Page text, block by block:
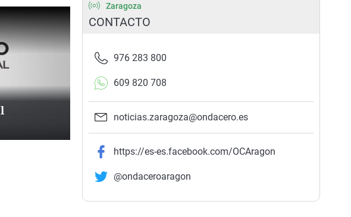
Zaragoza
CONTACTO
976 283 800
609 820 708
noticias.zaragoza@ondacero.es
https://es-es.facebook.com/OCAragon
@ondaceroaragon